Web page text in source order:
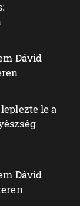
Dávid
le a
Dávid